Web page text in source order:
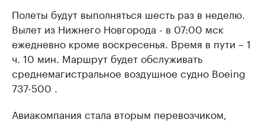
Полеты будут выполняться шесть раз в неделю.
Вылет из Нижнего Новгорода - в 07:00 мск
ежедневно кроме воскресенья. Время в пути – 1
ч. 10 мин. Маршрут будет обслуживать
среднемагистральное воздушное судно Воeing
737-500 .
Авиакомпания стала вторым перевозчиком,